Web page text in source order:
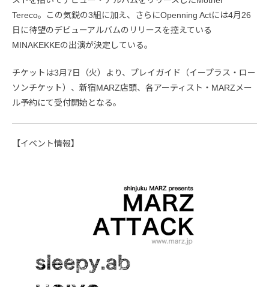
Tereco。この気鋭の3組に加え、さらにOpenning Actには4月26
日に待望のデビューアルバムのリリースを控えている
MINAKEKKEの出演が決定している。
チケットは3月7日（火）より、プレイガイド（イープラス・ロー
ソンチケット）、新宿MARZ店頭、各アーティスト・MARZメー
ル予約にて受付開始となる。
【イベント情報】